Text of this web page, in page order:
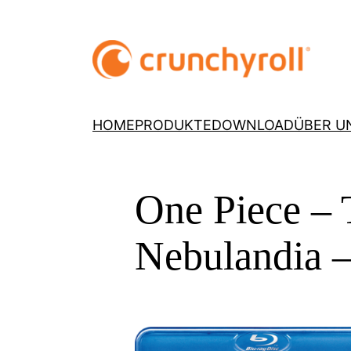
HOMEPRODUKTEDOWNLOADÜBER
One Piece –
Nebulandia